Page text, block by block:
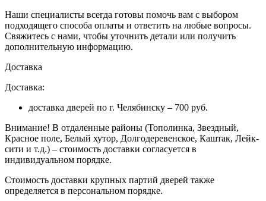
Наши специалисты всегда готовы помочь вам с выбором
подходящего способа оплаты и ответить на любые вопросы.
Свяжитесь с нами, чтобы уточнить детали или получить
дополнительную информацию.
Доставка
Доставка:
доставка дверей по г. Челябинску – 700 руб.
Внимание! В отдаленные районы (Тополинка, Звездный,
Красное поле, Белый хутор, Долгодеревенское, Каштак, Лейк-
сити и т.д.) – стоимость доставки согласуется в
индивидуальном порядке.
Стоимость доставки крупных партий дверей также
определяется в персональном порядке.